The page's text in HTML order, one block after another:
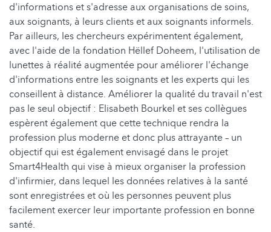
d'informations et s'adresse aux organisations de soins,
aux soignants, à leurs clients et aux soignants informels.
Par ailleurs, les chercheurs expérimentent également,
avec l'aide de la fondation Hëllef Doheem, l'utilisation de
lunettes à réalité augmentée pour améliorer l'échange
d'informations entre les soignants et les experts qui les
conseillent à distance. Améliorer la qualité du travail n'est
pas le seul objectif : Elisabeth Bourkel et ses collègues
espèrent également que cette technique rendra la
profession plus moderne et donc plus attrayante – un
objectif qui est également envisagé dans le projet
Smart4Health qui vise à mieux organiser la profession
d'infirmier, dans lequel les données relatives à la santé
sont enregistrées et où les personnes peuvent plus
facilement exercer leur importante profession en bonne
santé.